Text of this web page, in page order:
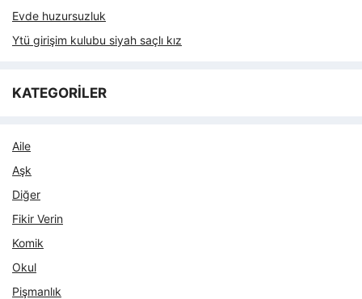
Evde huzursuzluk
Ytü girişim kulubu siyah saçlı kız
KATEGORİLER
Aile
Aşk
Diğer
Fikir Verin
Komik
Okul
Pişmanlık